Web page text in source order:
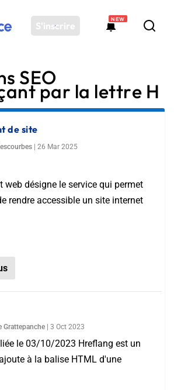
S'inscrire
NEW
SEO
par la lettre H
de site
26 Mar 2025
web désigne le service qui permet
rendre accessible un site internet
Grattepanche 3 Oct 2023
le 03/10/2023 Hreflang est un
à la balise HTML d'une